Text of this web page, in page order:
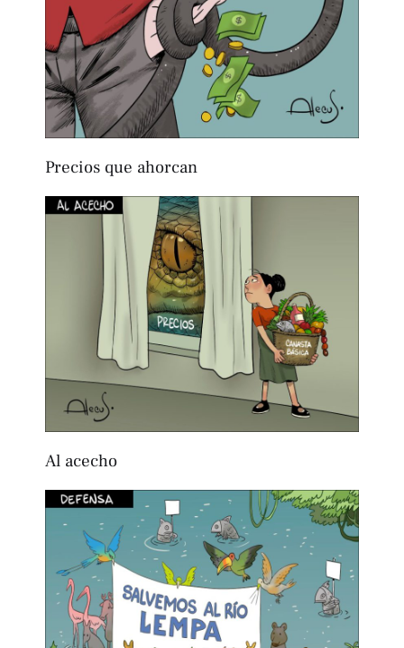
Precios que ahorcan
Al acecho